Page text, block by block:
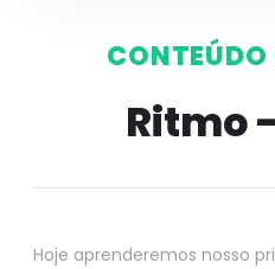
Ritmo
Hoje aprenderemos nosso